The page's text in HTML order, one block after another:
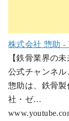
株式会社 惣助 -
【鉄骨業界の
公式チャンネ
惣助は、鉄骨
社・ゼ…